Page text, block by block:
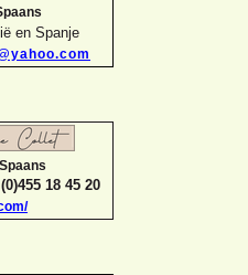
en Spanje
18 45 20